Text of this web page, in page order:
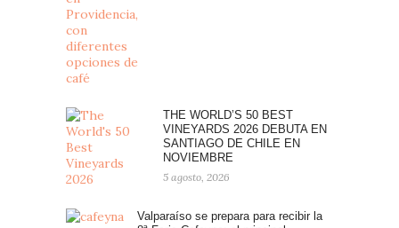
THE WORLD’S 50 BEST
VINEYARDS 2026 DEBUTA EN
SANTIAGO DE CHILE EN
NOVIEMBRE
5 agosto, 2026
Valparaíso se prepara para recibir la